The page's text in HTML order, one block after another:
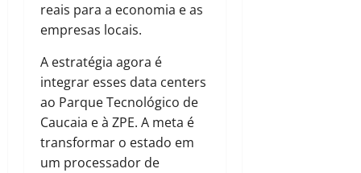
reais para a economia e as
empresas locais.
A estratégia agora é
integrar esses data centers
ao Parque Tecnológico de
Caucaia e à ZPE. A meta é
transformar o estado em
um processador de